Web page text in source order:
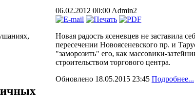
06.02.2012 00:00 Admin2
Новая радость ясеневцев не заставила
пересечении Новоясеневского пр. и
"заморозить" его, как массовики-
строительством торгового центра.
Обновлено 18.05.2015 23:45 Подробнее...